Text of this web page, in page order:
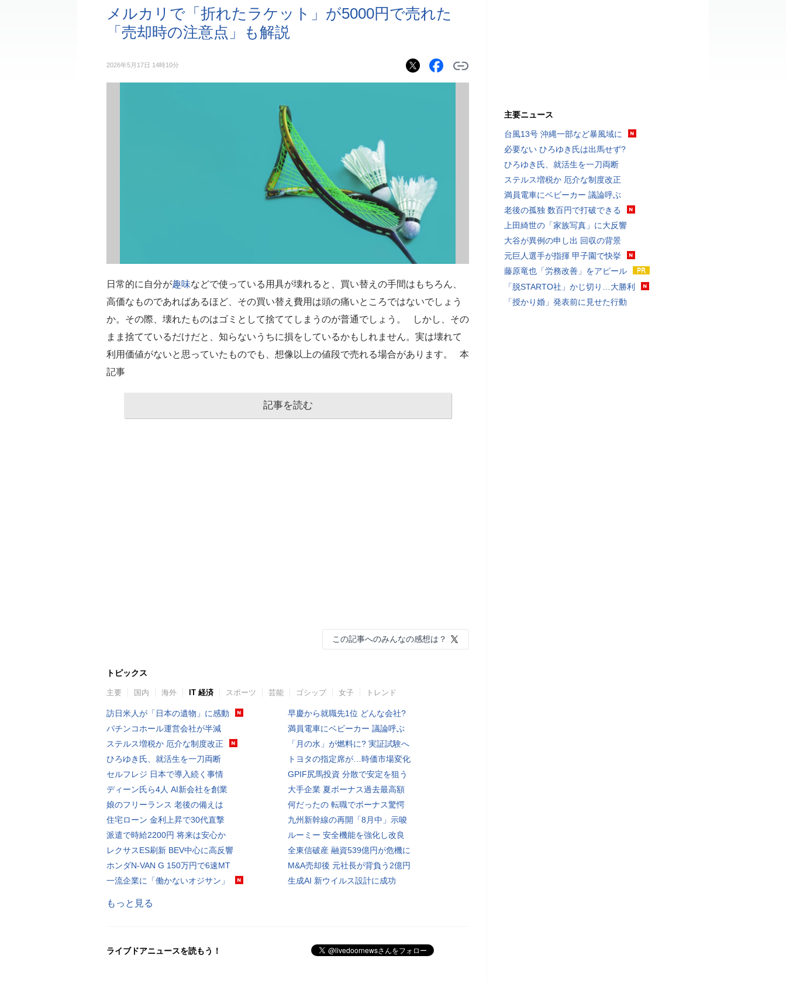
メルカリで「折れたラケット」が5000円で売れた
「売却時の注意点」も解説
2026年5月17日 14時10分
日常的に自分が趣味などで使っている用具が壊れると、買い替えの手間はもちろん、
高価なものであればあるほど、その買い替え費用は頭の痛いところではないでしょう
か。その際、壊れたものはゴミとして捨ててしまうのが普通でしょう。 しかし、その
まま捨てているだけだと、知らないうちに損をしているかもしれません。実は壊れて
利用価値がないと思っていたものでも、想像以上の値段で売れる場合があります。 本
記事
記事を読む
この記事へのみんなの感想は？
トピックス
主要 国内 海外 IT 経済 スポーツ 芸能 ゴシップ 女子 トレンド
訪日米人が「日本の遺物」に感動
パチンコホール運営会社が半減
ステルス増税か 厄介な制度改正
ひろゆき氏、就活生を一刀両断
セルフレジ 日本で導入続く事情
ディーン氏ら4人 AI新会社を創業
娘のフリーランス 老後の備えは
住宅ローン 金利上昇で30代直撃
派遣で時給2200円 将来は安心か
レクサスES刷新 BEV中心に高反響
ホンダN-VAN G 150万円で6速MT
一流企業に「働かないオジサン」
早慶から就職先1位 どんな会社?
満員電車にベビーカー 議論呼ぶ
「月の水」が燃料に? 実証試験へ
トヨタの指定席が…時価市場変化
GPIF尻馬投資 分散で安定を狙う
大手企業 夏ボーナス過去最高額
何だったの 転職でボーナス驚愕
九州新幹線の再開「8月中」示唆
ルーミー 安全機能を強化し改良
全東信破産 融資539億円が危機に
M&A売却後 元社長が背負う2億円
生成AI 新ウイルス設計に成功
もっと見る
ライブドアニュースを読もう！
主要ニュース
台風13号 沖縄一部など暴風域に
必要ない ひろゆき氏は出馬せず?
ひろゆき氏、就活生を一刀両断
ステルス増税か 厄介な制度改正
満員電車にベビーカー 議論呼ぶ
老後の孤独 数百円で打破できる
上田綺世の「家族写真」に大反響
大谷が異例の申し出 回収の背景
元巨人選手が指揮 甲子園で快挙
藤原竜也「労務改善」をアピール
「脱STARTO社」かじ切り…大勝利
「授かり婚」発表前に見せた行動